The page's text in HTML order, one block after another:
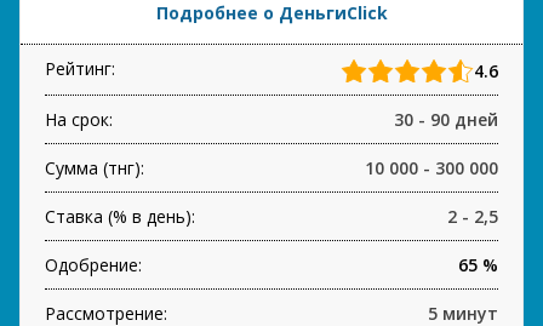
Подробнее о ДеньгиClick
Рейтинг: 4.6
На срок: 30 - 90 дней
Сумма (тнг): 10 000 - 300 000
Ставка (% в день): 2 - 2,5
Одобрение: 65 %
Рассмотрение: 5 минут